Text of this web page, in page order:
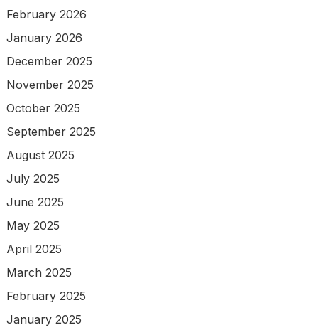
February 2026
January 2026
December 2025
November 2025
October 2025
September 2025
August 2025
July 2025
June 2025
May 2025
April 2025
March 2025
February 2025
January 2025